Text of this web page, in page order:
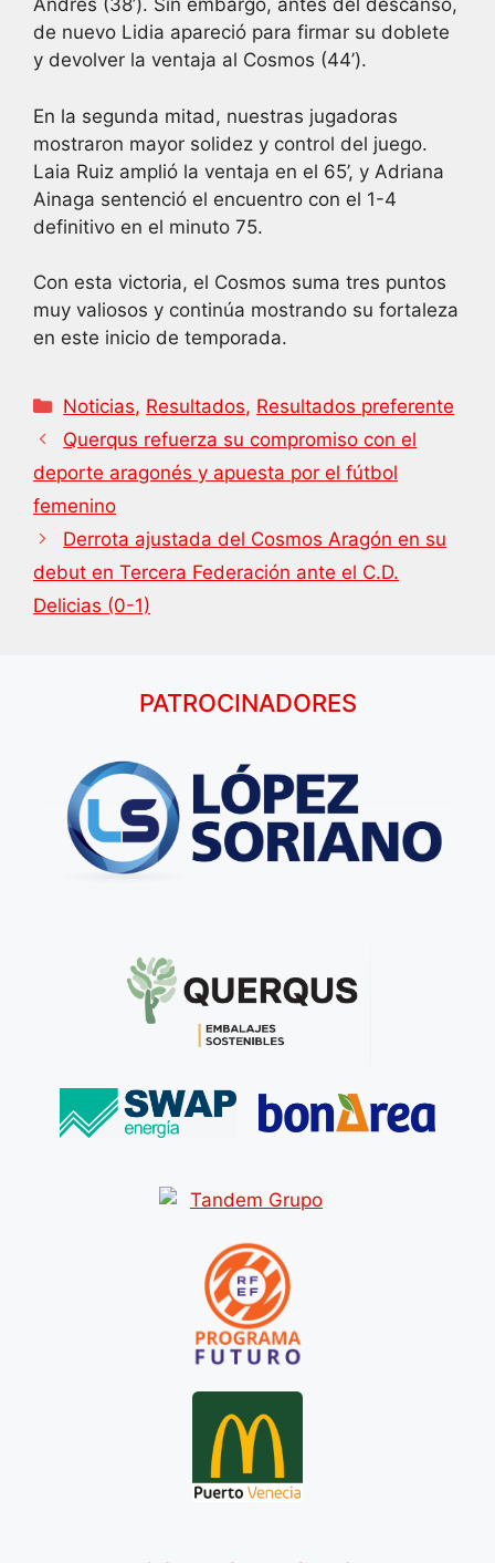
Andrés (38’). Sin embargo, antes del descanso,
de nuevo Lidia apareció para firmar su doblete
y devolver la ventaja al Cosmos (44’).
En la segunda mitad, nuestras jugadoras
mostraron mayor solidez y control del juego.
Laia Ruiz amplió la ventaja en el 65’, y Adriana
Ainaga sentenció el encuentro con el 1-4
definitivo en el minuto 75.
Con esta victoria, el Cosmos suma tres puntos
muy valiosos y continúa mostrando su fortaleza
en este inicio de temporada.
Categorías
Noticias, Resultados, Resultados preferente
Querqus refuerza su compromiso con el
deporte aragonés y apuesta por el fútbol
femenino
Derrota ajustada del Cosmos Aragón en su
debut en Tercera Federación ante el C.D.
Delicias (0-1)
PATROCINADORES